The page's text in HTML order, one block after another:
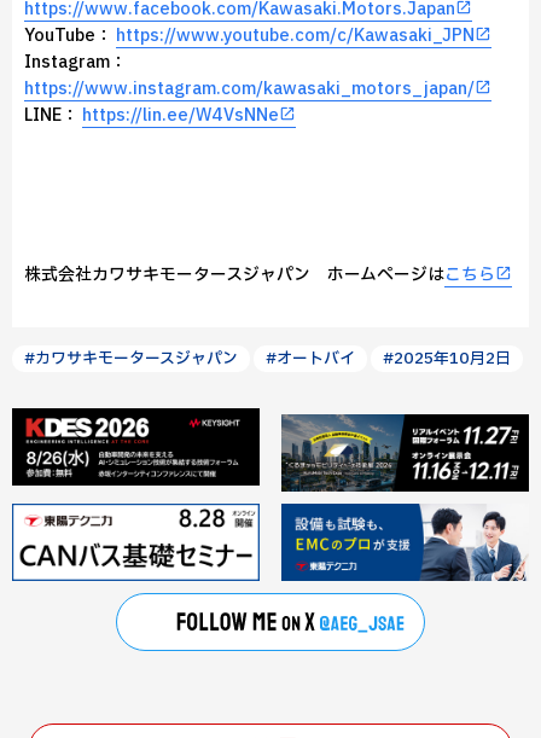
https://www.facebook.com/Kawasaki.Motors.Japan
YouTube： https://www.youtube.com/c/Kawasaki_JPN
Instagram：
https://www.instagram.com/kawasaki_motors_japan/
LINE： https://lin.ee/W4VsNNe
株式会社カワサキモータースジャパン ホームページはこちら
#カワサキモータースジャパン #オートバイ #2025年10月2日